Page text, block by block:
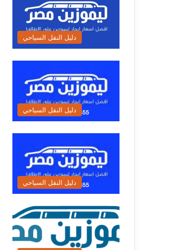
دليل النقل السياحي
دليل النقل السياحي
دليل النقل السياحي